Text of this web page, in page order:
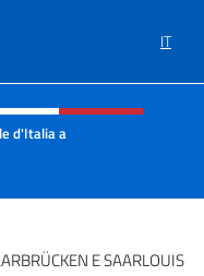
IT
e menù
d'Italia a
E SAARLOUIS